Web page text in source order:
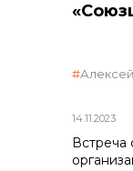
14.11.2023
Встреча